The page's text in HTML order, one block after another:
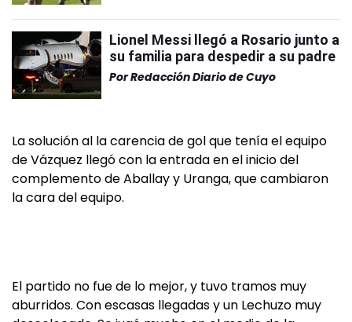
Lionel Messi llegó a Rosario junto a
su familia para despedir a su padre
PorRedacción Diario de Cuyo
La solución al la carencia de gol que tenía el equipo
de Vázquez llegó con la entrada en el inicio del
complemento de Aballay y Uranga, que cambiaron
la cara del equipo.
El partido no fue de lo mejor, y tuvo tramos muy
aburridos. Con escasas llegadas y un Lechuzo muy